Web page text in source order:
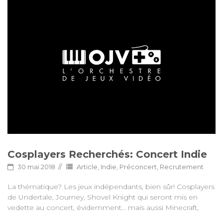
Cosplayers Recherchés: Concert Indie
30 mai 2018 Article Indie Préconcert Recrutement
La thématique? Les jeux indépendants, bien sûr! Cosplayers
de Undertale, Journey, Shovel Knight qui seront mis en
vedette au concert, évidemment... mais aussi Minecraft,